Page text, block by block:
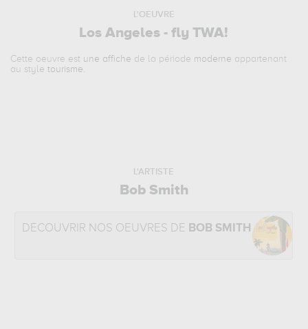
L'OEUVRE
Los Angeles - fly TWA!
Cette oeuvre est une affiche de la période moderne appartenant
au styletourisme.
L'ARTISTE
Bob Smith
DÉCOUVRIR NOS OEUVRES DE BOB SMITH